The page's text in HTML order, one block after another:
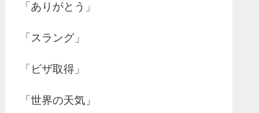
「ありがとう」
「スラング」
「ビザ取得」
「世界の天気」